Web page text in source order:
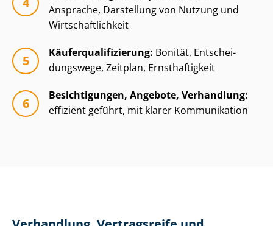
Ansprache, Darstellung von Nutzung und
Wirt­schaft­lich­keit
Käu­fer­qua­li­fi­zie­rung: Bonität, Ent­schei­
dungs­we­ge, Zeitplan, Ernsthaftigkeit
Besichtigungen, Angebote, Verhandlung:
effizient geführt, mit klarer Kommunikation